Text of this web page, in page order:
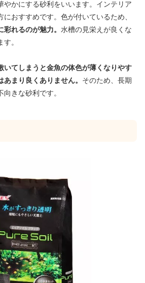
やかにする砂利をいいます。インテリア
におすすめです。色が付いているため、
れるのが魅力。 水槽の見栄えが良くな
。
いてしまうと金魚の体色が薄くなりやす
まり良くありません。 そのため、長期
きな砂利です。